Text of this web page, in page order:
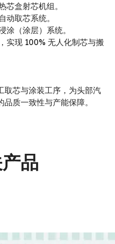
芯盒射芯机组。
动取芯系统。
涂（涂层）系统。
实现 100% 无人化制芯与搬
取芯与涂装工序，为头部汽
质一致性与产能保障。
品